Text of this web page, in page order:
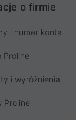
o firmie
i numer konta
Proline
i wyróżnienia
Proline